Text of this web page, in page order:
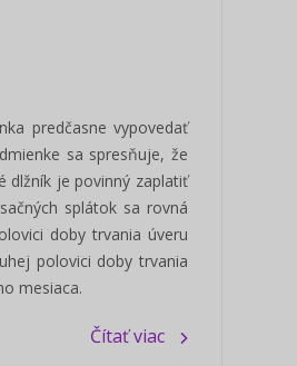
Ukážeme vám
predčasne vypovedať
sa spresňuje, že
dlžník je povinný zaplatiť
splátok sa rovná
doby trvania úveru
polovici doby trvania
mesiaca.
Čítať viac